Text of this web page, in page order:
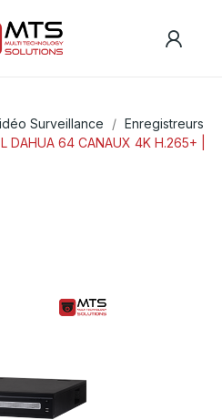
Surveillance
Enregistreurs
DAHUA 64 CANAUX 4K H.265+ |